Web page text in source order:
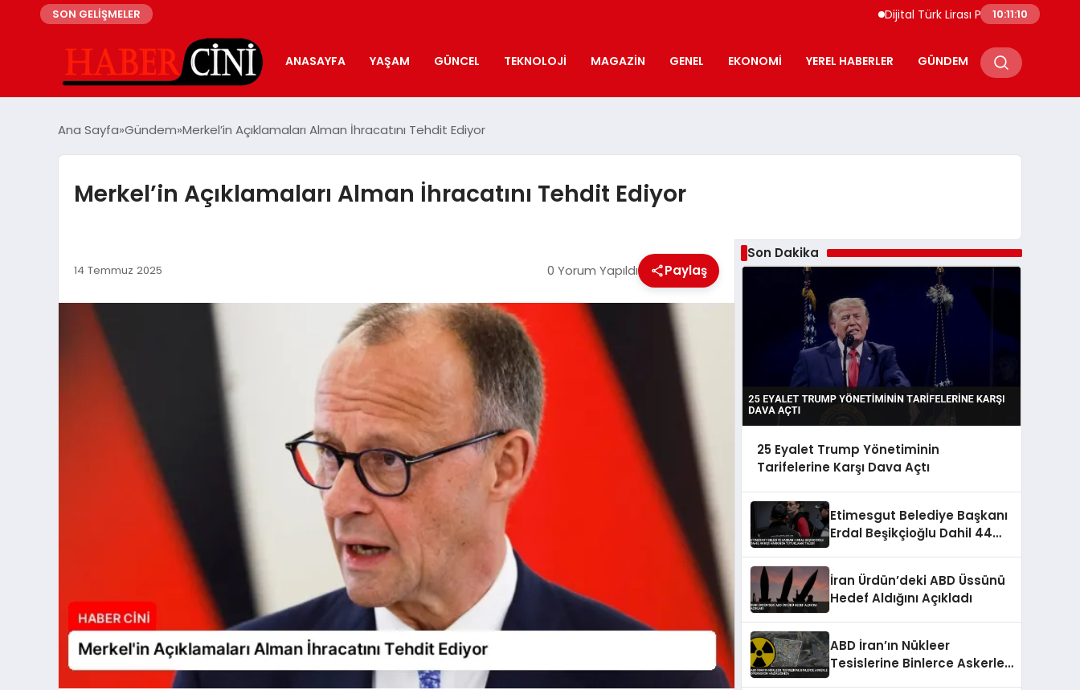
SON GELİŞMELER Dijital Türk Lirası Projesi Ekosistem
10:11:11
ANASAYFA YAŞAM GÜNCEL TEKNOLOJI MAGAZIN GENEL EKONOMI YEREL HABERLER GÜNDEM
Ana Sayfa Gündem Merkel’in Açıklamaları Alman İhracatını Tehdit Ediyor
Merkel’in Açıklamaları Alman İhracatını Tehdit Ediyor
14 Temmuz 2025 0 Yorum Yapıldı Paylaş
Son Dakika
25 Eyalet Trump Yönetiminin
Tarifelerine Karşı Dava Açtı
Etimesgut Belediye Başkanı
Erdal Beşikçioğlu Dahil 44
İran Ürdün’deki ABD Üssünü
Hedef Aldığını Açıkladı
ABD İran’ın Nükleer
Tesislerine Binlerce Askerle